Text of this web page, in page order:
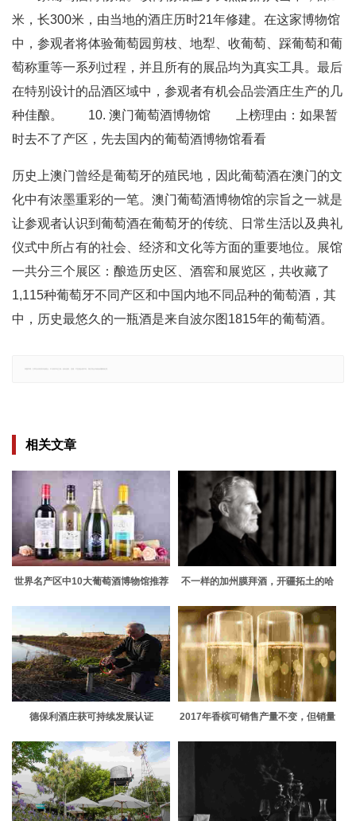
米，长300米，由当地的酒庄历时21年修建。在这家博物馆
中，参观者将体验葡萄园剪枝、地犁、收葡萄、踩葡萄和葡
萄称重等一系列过程，并且所有的展品均为真实工具。最后
在特别设计的品酒区域中，参观者有机会品尝酒庄生产的几
种佳酿。 10. 澳门葡萄酒博物馆 上榜理由：如果暂
时去不了产区，先去国内的葡萄酒博物馆看看
历史上澳门曾经是葡萄牙的殖民地，因此葡萄酒在澳门的文
化中有浓墨重彩的一笔。澳门葡萄酒博物馆的宗旨之一就是
让参观者认识到葡萄酒在葡萄牙的传统、日常生活以及典礼
仪式中所占有的社会、经济和文化等方面的重要地位。展馆
一共分三个展区：酿造历史区、酒窖和展览区，共收藏了
1,115种葡萄牙不同产区和中国内地不同品种的葡萄酒，其
中，历史最悠久的一瓶酒是来自波尔图1815年的葡萄酒。
相关文章
世界名产区中10大葡萄酒博物馆推荐
不一样的加州膜拜酒，开疆拓土的哈
德保利酒庄获可持续发展认证
2017年香槟可销售产量不变，但销量